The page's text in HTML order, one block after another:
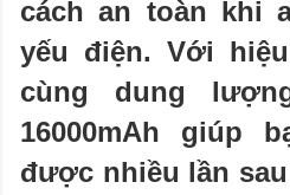
cách an toàn khi
yếu điện. Với
cùng dung
16000mAh giúp
được nhiều lần